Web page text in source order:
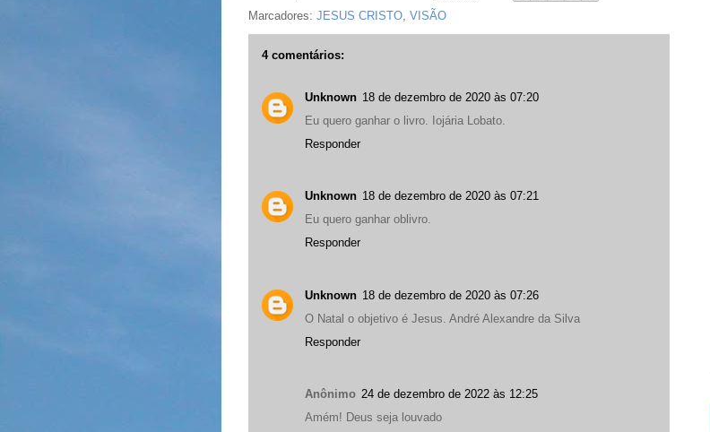
Marcadores: JESUS CRISTO, VISÃO
4 comentários:
Unknown 18 de dezembro de 2020 às 07:20
Eu quero ganhar o livro. Iojária Lobato.
Responder
Unknown 18 de dezembro de 2020 às 07:21
Eu quero ganhar oblivro.
Responder
Unknown 18 de dezembro de 2020 às 07:26
O Natal o objetivo é Jesus. André Alexandre da Silva
Responder
Anônimo 24 de dezembro de 2022 às 12:25
Amém! Deus seja louvado